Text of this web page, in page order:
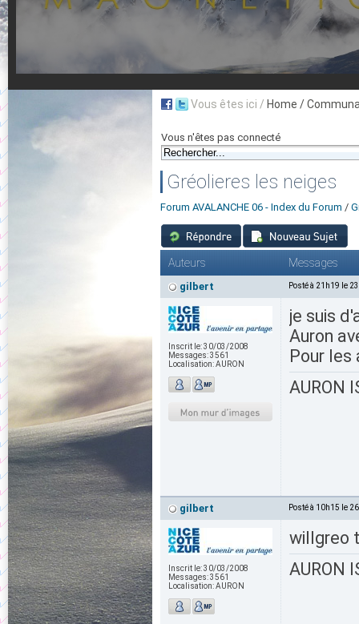
Vous êtes ici / Home /
Vous n'êtes pas connecté
Gréolieres les neiges
Forum AVALANCHE 06 - Index du Forum /
Auteurs Messages
gilbert Posté à 21h19 le
Inscrit le:30/03/2008
Messages:3561
Localisation:AURON
je suis
Auron
Pour les
AURON
gilbert Posté à 10h15 le
Inscrit le:30/03/2008
Messages:3561
Localisation:AURON
willgreo
AURON